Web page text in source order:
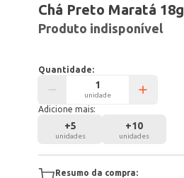
Chá Preto Maratá 18g
Produto indisponível
Quantidade:
unidade
Adicione mais:
+5
unidades
+10
unidades
Resumo da compra: